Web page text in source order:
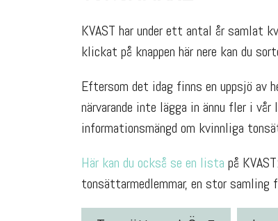
KVAST har under ett antal år samlat
klickat på knappen här nere kan du
Eftersom det idag finns en uppsjö av
närvarande inte lägga in ännu fler i
informationsmängd om kvinnliga
Här kan du också se en lista på
tonsättarmedlemmar, en stor